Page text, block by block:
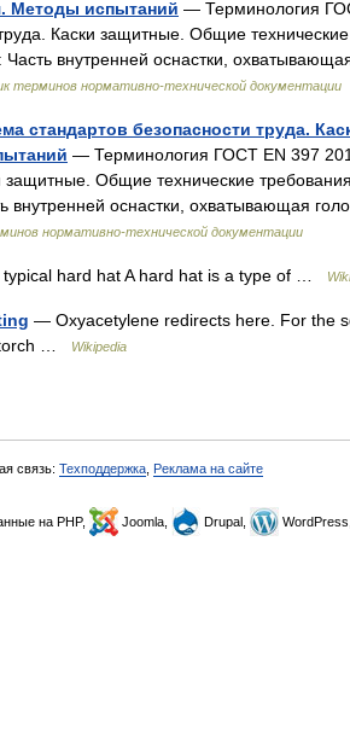
Методы испытаний — Терминология
Каски защитные. Общие
внутренней оснастки,
терминов нормативно-технической документации
стандартов безопасности труда.
— Терминология ГОСТ EN 397
защитные. Общие технические
внутренней оснастки, охватывающая
нормативно-технической документации
hard hat A hard hat is a type of …
— Oxyacetylene redirects here. For the
torch …
Wikipedia
связь: Техподдержка Реклама на сайте
на PHP, Joomla, Drupal,